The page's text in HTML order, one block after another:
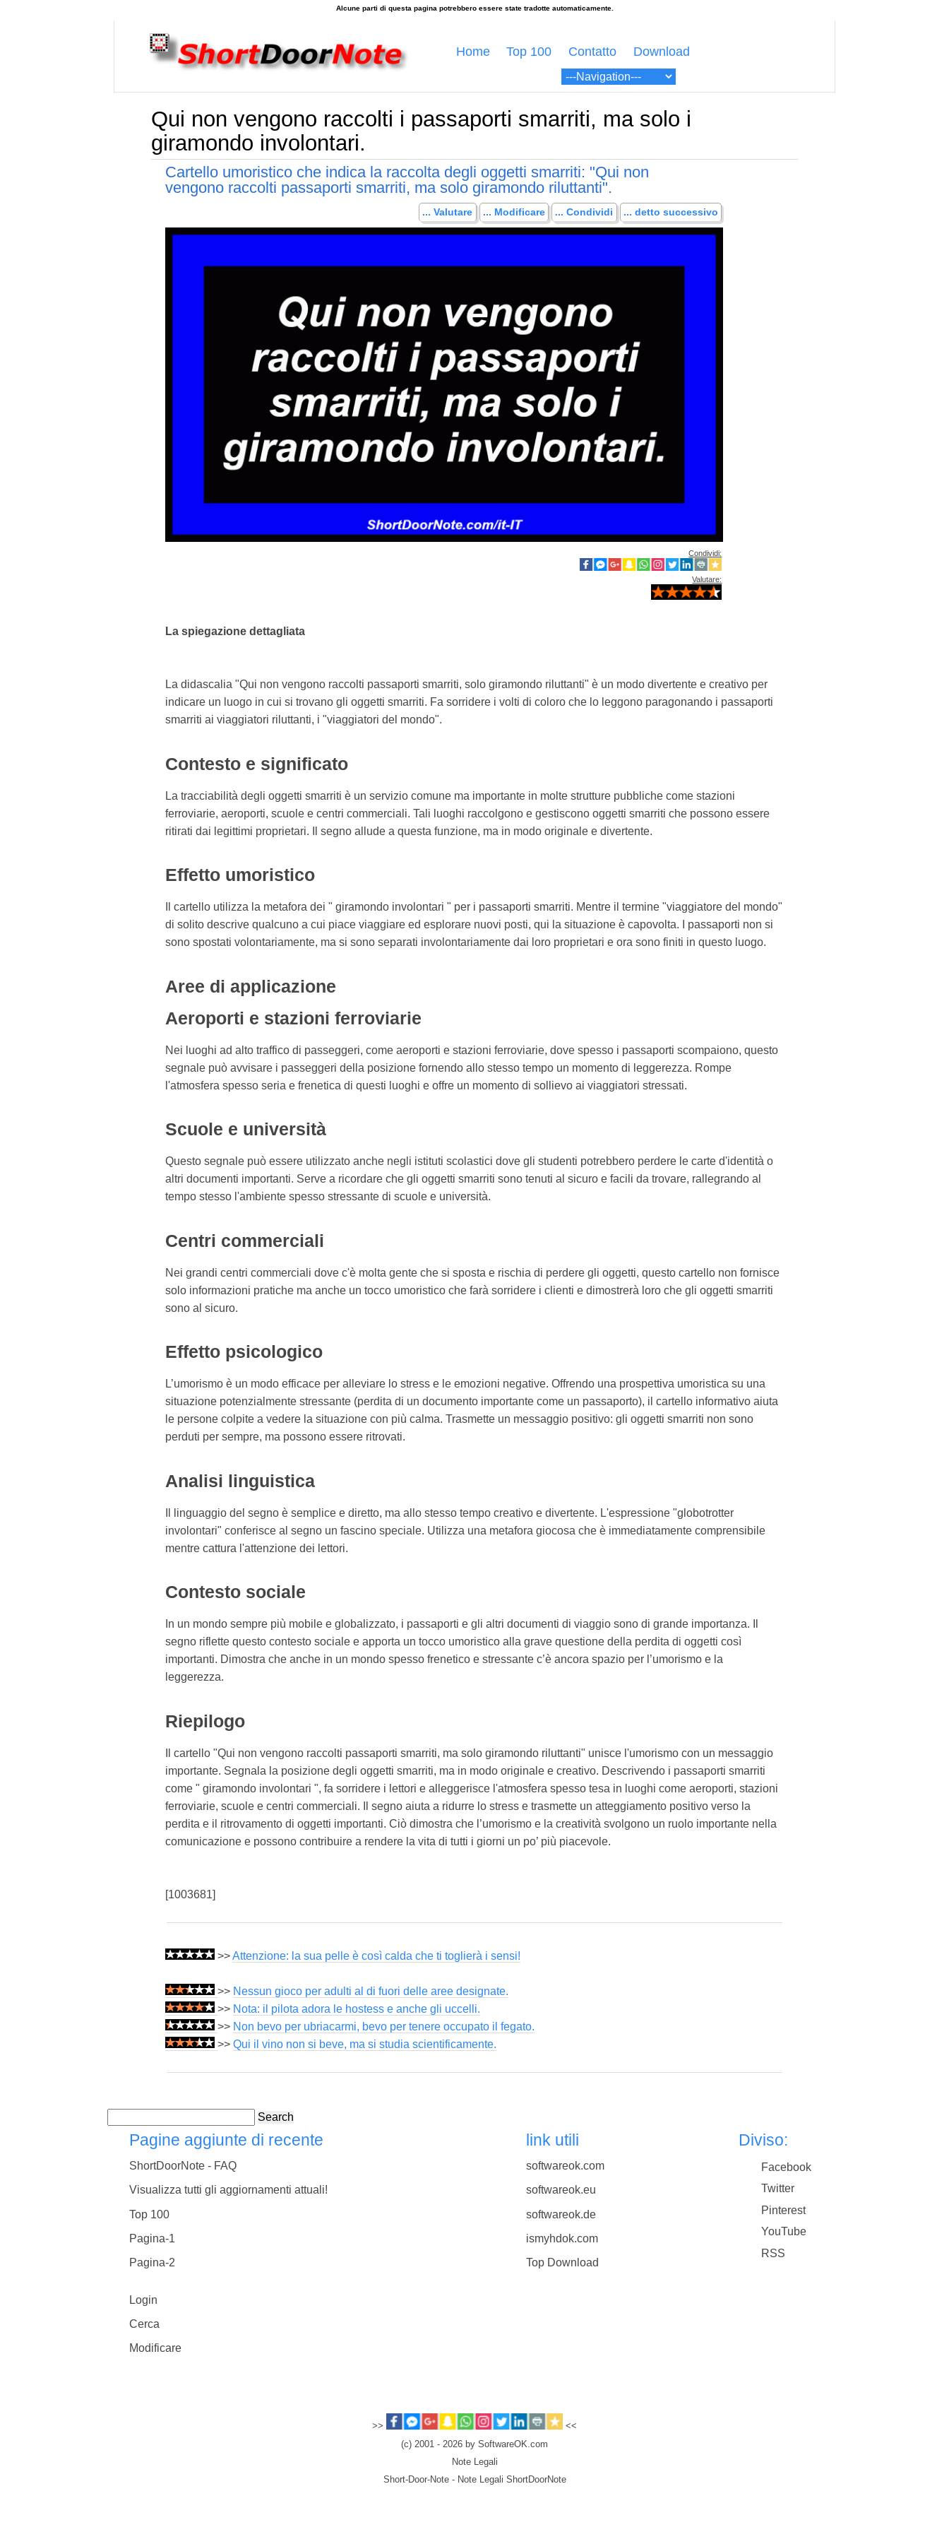
Home Top 100 Contatto Download
Qui non vengono raccolti i passaporti smarriti, ma solo i
giramondo involontari.
Cartello umoristico che indica la raccolta degli oggetti smarriti: "Qui non
vengono raccolti passaporti smarriti, ma solo giramondo riluttanti".
... Valutare ... Modificare ... Condividi ... detto successivo
Condividi:
Valutare:
La spiegazione dettagliata
La didascalia "Qui non vengono raccolti passaporti smarriti, solo giramondo riluttanti" è un modo divertente e creativo per
indicare un luogo in cui si trovano gli oggetti smarriti. Fa sorridere i volti di coloro che lo leggono paragonando i passaporti
smarriti ai viaggiatori riluttanti, i "viaggiatori del mondo".
Contesto e significato
La tracciabilità degli oggetti smarriti è un servizio comune ma importante in molte strutture pubbliche come stazioni
ferroviarie, aeroporti, scuole e centri commerciali. Tali luoghi raccolgono e gestiscono oggetti smarriti che possono essere
ritirati dai legittimi proprietari. Il segno allude a questa funzione, ma in modo originale e divertente.
Effetto umoristico
Il cartello utilizza la metafora dei " giramondo involontari " per i passaporti smarriti. Mentre il termine "viaggiatore del mondo"
di solito descrive qualcuno a cui piace viaggiare ed esplorare nuovi posti, qui la situazione è capovolta. I passaporti non si
sono spostati volontariamente, ma si sono separati involontariamente dai loro proprietari e ora sono finiti in questo luogo.
Aree di applicazione
Aeroporti e stazioni ferroviarie
Nei luoghi ad alto traffico di passeggeri, come aeroporti e stazioni ferroviarie, dove spesso i passaporti scompaiono, questo
segnale può avvisare i passeggeri della posizione fornendo allo stesso tempo un momento di leggerezza. Rompe
l'atmosfera spesso seria e frenetica di questi luoghi e offre un momento di sollievo ai viaggiatori stressati.
Scuole e università
Questo segnale può essere utilizzato anche negli istituti scolastici dove gli studenti potrebbero perdere le carte d'identità o
altri documenti importanti. Serve a ricordare che gli oggetti smarriti sono tenuti al sicuro e facili da trovare, rallegrando al
tempo stesso l'ambiente spesso stressante di scuole e università.
Centri commerciali
Nei grandi centri commerciali dove c'è molta gente che si sposta e rischia di perdere gli oggetti, questo cartello non fornisce
solo informazioni pratiche ma anche un tocco umoristico che farà sorridere i clienti e dimostrerà loro che gli oggetti smarriti
sono al sicuro.
Effetto psicologico
L’umorismo è un modo efficace per alleviare lo stress e le emozioni negative. Offrendo una prospettiva umoristica su una
situazione potenzialmente stressante (perdita di un documento importante come un passaporto), il cartello informativo aiuta
le persone colpite a vedere la situazione con più calma. Trasmette un messaggio positivo: gli oggetti smarriti non sono
perduti per sempre, ma possono essere ritrovati.
Analisi linguistica
Il linguaggio del segno è semplice e diretto, ma allo stesso tempo creativo e divertente. L'espressione "globotrotter
involontari" conferisce al segno un fascino speciale. Utilizza una metafora giocosa che è immediatamente comprensibile
mentre cattura l'attenzione dei lettori.
Contesto sociale
In un mondo sempre più mobile e globalizzato, i passaporti e gli altri documenti di viaggio sono di grande importanza. Il
segno riflette questo contesto sociale e apporta un tocco umoristico alla grave questione della perdita di oggetti così
importanti. Dimostra che anche in un mondo spesso frenetico e stressante c’è ancora spazio per l’umorismo e la
leggerezza.
Riepilogo
Il cartello "Qui non vengono raccolti passaporti smarriti, ma solo giramondo riluttanti" unisce l'umorismo con un messaggio
importante. Segnala la posizione degli oggetti smarriti, ma in modo originale e creativo. Descrivendo i passaporti smarriti
come " giramondo involontari ", fa sorridere i lettori e alleggerisce l'atmosfera spesso tesa in luoghi come aeroporti, stazioni
ferroviarie, scuole e centri commerciali. Il segno aiuta a ridurre lo stress e trasmette un atteggiamento positivo verso la
perdita e il ritrovamento di oggetti importanti. Ciò dimostra che l’umorismo e la creatività svolgono un ruolo importante nella
comunicazione e possono contribuire a rendere la vita di tutti i giorni un po’ più piacevole.
[1003681]
>>Attenzione: la sua pelle è così calda che ti toglierà i sensi!
>> Nessun gioco per adulti al di fuori delle aree designate.
>> Nota: il pilota adora le hostess e anche gli uccelli.
>> Non bevo per ubriacarmi, bevo per tenere occupato il fegato.
>> Qui il vino non si beve, ma si studia scientificamente.
Search
Pagine aggiunte di recente
ShortDoorNote - FAQ
Visualizza tutti gli aggiornamenti attuali!
Top 100
Pagina-1
Pagina-2
Login
Cerca
Modificare
link utili
softwareok.com
softwareok.eu
softwareok.de
ismyhdok.com
Top Download
Diviso:
Facebook
Twitter
Pinterest
YouTube
RSS
>>
<<
(c) 2001 - 2026 by SoftwareOK.com
Note Legali
Short-Door-Note - Note Legali ShortDoorNote